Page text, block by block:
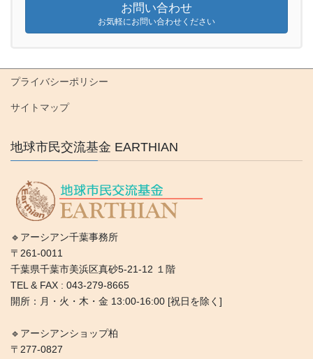
お問い合わせ
お気軽にお問い合わせください
プライバシーポリシー
サイトマップ
地球市民交流基金 EARTHIAN
🔹アーシアン千葉事務所
〒261-0011
千葉県千葉市美浜区真砂5-21-12 １階
TEL & FAX : 043-279-8665
開所：月・火・木・金 13:00-16:00 [祝日を除く]
🔹アーシアンショップ柏
〒277-0827